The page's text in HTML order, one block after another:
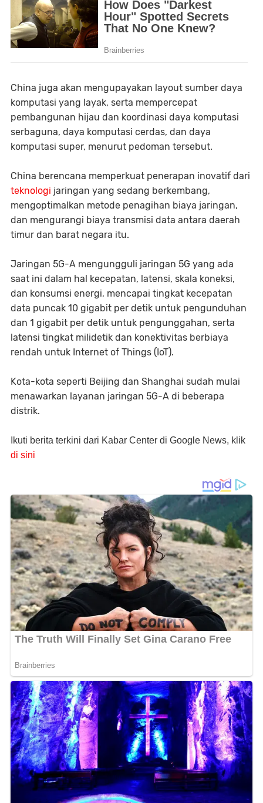
China juga akan mengupayakan layout sumber daya
komputasi yang layak, serta mempercepat
pembangunan hijau dan koordinasi daya komputasi
serbaguna, daya komputasi cerdas, dan daya
komputasi super, menurut pedoman tersebut.
China berencana memperkuat penerapan inovatif dari
teknologi jaringan yang sedang berkembang,
mengoptimalkan metode penagihan biaya jaringan,
dan mengurangi biaya transmisi data antara daerah
timur dan barat negara itu.
Jaringan 5G-A mengungguli jaringan 5G yang ada
saat ini dalam hal kecepatan, latensi, skala koneksi,
dan konsumsi energi, mencapai tingkat kecepatan
data puncak 10 gigabit per detik untuk pengunduhan
dan 1 gigabit per detik untuk pengunggahan, serta
latensi tingkat milidetik dan konektivitas berbiaya
rendah untuk Internet of Things (IoT).
Kota-kota seperti Beijing dan Shanghai sudah mulai
menawarkan layanan jaringan 5G-A di beberapa
distrik.
Ikuti berita terkini dari Kabar Center di Google News, klik
di sini